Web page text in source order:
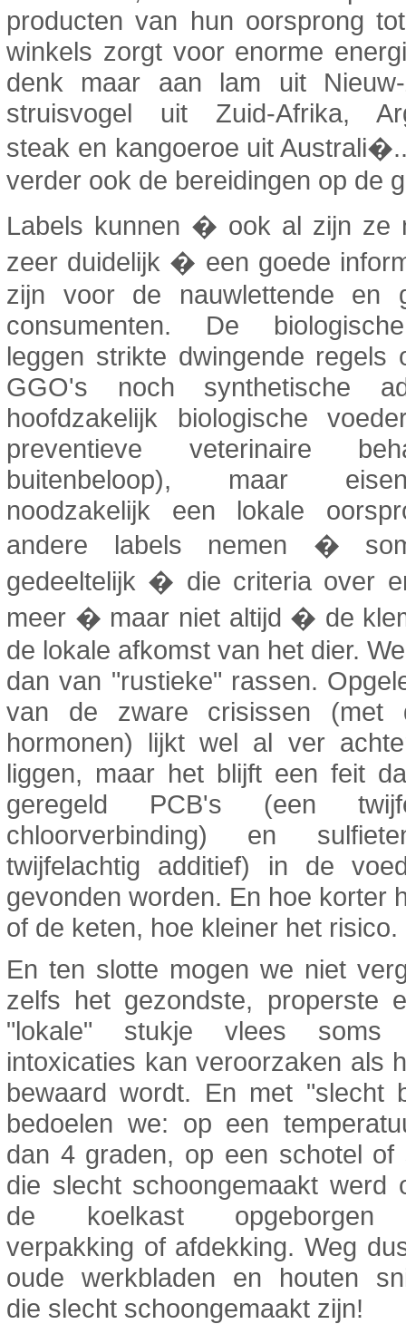
producten van hun oorsprong
winkels zorgt voor enorme
denk maar aan lam uit Nieuw-
struisvogel uit Zuid-Afrika,
steak en kangoeroe uit
verder ook de bereidingen op de
Labels kunnen � ook al zijn ze
zeer duidelijk � een goede
zijn voor de nauwlettende en
consumenten. De
leggen strikte dwingende regels
GGO's noch synthetische
hoofdzakelijk biologische
preventieve veterinaire
buitenbeloop), maar
noodzakelijk een lokale
andere labels nemen �
gedeeltelijk � die criteria over
meer � maar niet altijd � de
de lokale afkomst van het dier.
dan van "rustieke" rassen.
van de zware crisissen (met
hormonen) lijkt wel al ver
liggen, maar het blijft een feit
geregeld PCB's (een
chloorverbinding) en
twijfelachtig additief) in de
gevonden worden. En hoe korter
of de keten, hoe kleiner het risico.
En ten slotte mogen we niet
zelfs het gezondste, properste
"lokale" stukje vlees soms
intoxicaties kan veroorzaken als
bewaard wordt. En met "slecht
bedoelen we: op een
dan 4 graden, op een schotel of
die slecht schoongemaakt werd
de koelkast opgeborgen
verpakking of afdekking. Weg
oude werkbladen en houten
die slecht schoongemaakt zijn!